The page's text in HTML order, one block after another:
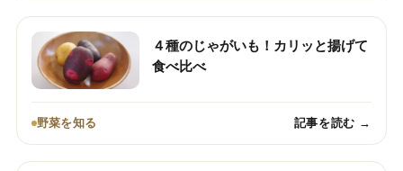
４種のじゃがいも！カリッと揚げて
食べ比べ
野菜を知る 記事を読む →